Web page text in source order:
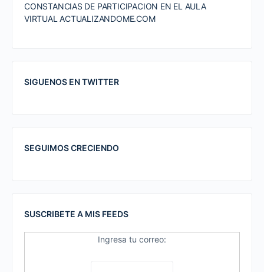
CONSTANCIAS DE PARTICIPACION EN EL AULA
VIRTUAL ACTUALIZANDOME.COM
SIGUENOS EN TWITTER
SEGUIMOS CRECIENDO
SUSCRIBETE A MIS FEEDS
Ingresa tu correo: